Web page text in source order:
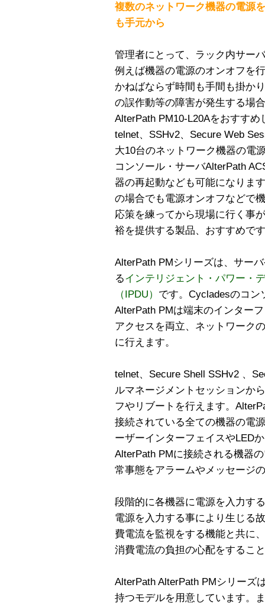
複数のネットワーク機器の電源
も手元から
管理者にとって、ラック内サー
例えば機器の電源のオンオフを
かねばならず時間も手間も掛か
の誤作動等の障害が発生する場
AlterPath PM10-L20Aをおすす
telnet、SSHv2、Secure Web
大10台のネットワーク機器の電
コンソール・サーバAlterPath
器の再起動なども可能になりま
の場合でも電源オンオフなどで
応策を練ってから現場に行く事
裕を提供する製品、おすすめで
AlterPath PMシリーズは、サー
るインテリジェント・パワー・
（IPDU） です。Cycladesのコン
AlterPath PMは端末のインター
アクセスを両立、ネットワーク
に行えます。
telnet、Secure Shell SSHv2 、
ルマネージメントセッションか
フやリブートを行えます。
接続されている全ての機器の電
ーザーインターフェイスやLED
AlterPath PMに接続される機器
常事態をアラームやメッセージ
段階的に各機器に電源を入力す
電源を入力する事により生じる
費電流を監視をする機能と共に
消費電流の負担の心配をするこ
AlterPath AlterPath PMシリーズ
持つモデルを用意しています。